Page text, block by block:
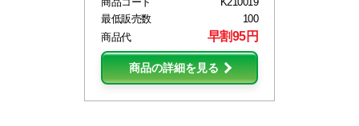
最低販売数
100
商品代
早割95円
商品の詳細を見る